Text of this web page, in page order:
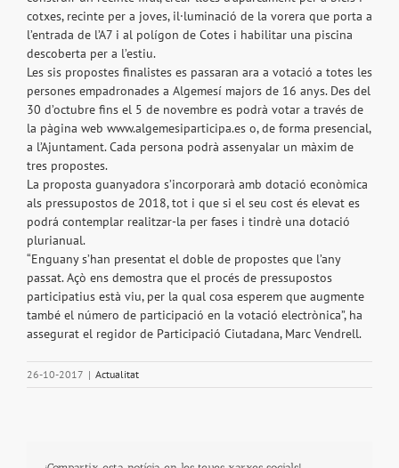
cotxes, recinte per a joves, il·luminació de la vorera que porta a
l’entrada de l’A7 i al polígon de Cotes i habilitar una piscina
descoberta per a l’estiu.
Les sis propostes finalistes es passaran ara a votació a totes les
persones empadronades a Algemesí majors de 16 anys. Des del
30 d’octubre fins el 5 de novembre es podrà votar a través de
la pàgina web www.algemesiparticipa.es o, de forma presencial,
a l’Ajuntament. Cada persona podrà assenyalar un màxim de
tres propostes.
La proposta guanyadora s’incorporarà amb dotació econòmica
als pressupostos de 2018, tot i que si el seu cost és elevat es
podrá contemplar realitzar-la per fases i tindrè una dotació
plurianual.
“Enguany s’han presentat el doble de propostes que l’any
passat. Açò ens demostra que el procés de pressupostos
participatius està viu, per la qual cosa esperem que augmente
també el número de participació en la votació electrònica”, ha
assegurat el regidor de Participació Ciutadana, Marc Vendrell.
26-10-2017 | Actualitat